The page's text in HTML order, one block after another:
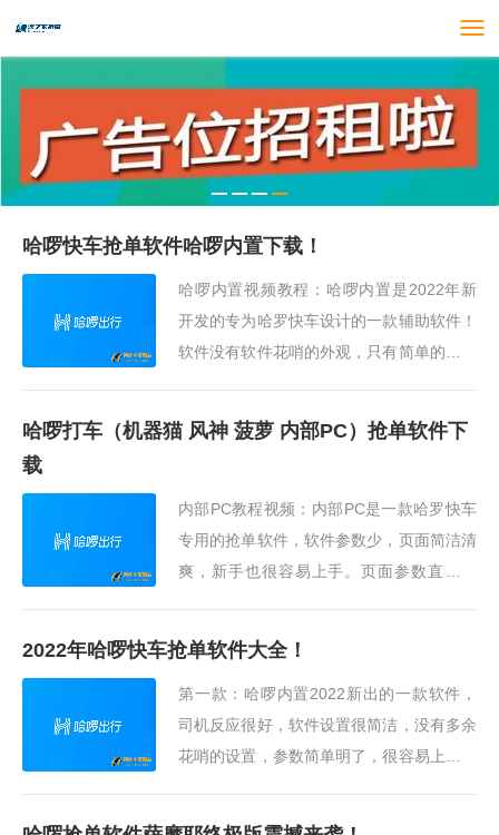
哈啰快车抢单软件哈啰内置下载！
哈啰内置视频教程：哈啰内置是2022年新
开发的专为哈罗快车设计的一款辅助软件！
软件没有软件花哨的外观，只有简单的几个
2、软件使用前···
哈啰打车（机器猫 风神 菠萝 内部PC）抢单软件下
载
内部PC教程视频：内部PC是一款哈罗快车
专用的抢单软件，软件参数少，页面简洁清
爽，新手也很容易上手。页面参数直观易
风神（哈快助手···
2022年哈啰快车抢单软件大全！
第一款：哈啰内置2022新出的一款软件，
司机反应很好，软件设置很简洁，没有多余
花哨的设置，参数简单明了，很容易上手！